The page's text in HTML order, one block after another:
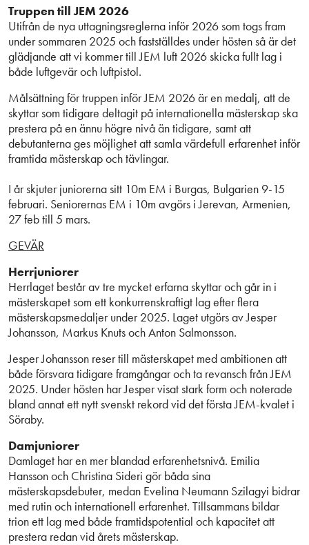
Truppen till JEM 2026
Utifrån de nya uttagningsreglerna inför 2026 som togs fram
under sommaren 2025 och fastställdes under hösten så är det
glädjande att vi kommer till JEM luft 2026 skicka fullt lag i
både luftgevär och luftpistol.
Målsättning för truppen inför JEM 2026 är en medalj, att de
skyttar som tidigare deltagit på internationella mästerskap ska
prestera på en ännu högre nivå än tidigare, samt att
debutanterna ges möjlighet att samla värdefull erfarenhet inför
framtida mästerskap och tävlingar.
I år skjuter juniorerna sitt 10m EM i Burgas, Bulgarien 9-15
februari. Seniorernas EM i 10m avgörs i Jerevan, Armenien,
27 feb till 5 mars.
GEVÄR
Herrjuniorer
Herrlaget består av tre mycket erfarna skyttar och går in i
mästerskapet som ett konkurrenskraftigt lag efter flera
mästerskapsmedaljer under 2025. Laget utgörs av Jesper
Johansson, Markus Knuts och Anton Salmonsson.
Jesper Johansson reser till mästerskapet med ambitionen att
både försvara tidigare framgångar och ta revansch från JEM
2025. Under hösten har Jesper visat stark form och noterade
bland annat ett nytt svenskt rekord vid det första JEM-kvalet i
Söraby.
Damjuniorer
Damlaget har en mer blandad erfarenhetsnivå. Emilia
Hansson och Christina Sideri gör båda sina
mästerskapsdebuter, medan Evelina Neumann Szilagyi bidrar
med rutin och internationell erfarenhet. Tillsammans bildar
trion ett lag med både framtidspotential och kapacitet att
prestera redan vid årets mästerskap.